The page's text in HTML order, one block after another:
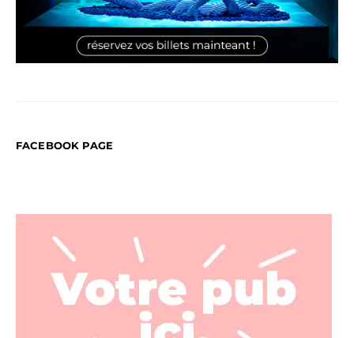
FACEBOOK PAGE